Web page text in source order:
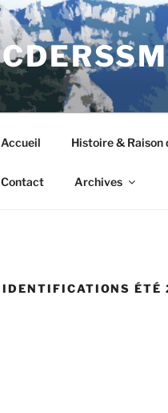
CDERSSM
Accueil Histoire & Raison
Contact Archives
IDENTIFICATIONS ÉTÉ